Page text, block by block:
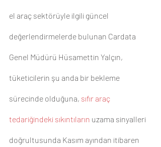
el araç sektörüyle ilgili güncel
değerlendirmelerde bulunan Cardata
Genel Müdürü Hüsamettin Yalçın,
tüketicilerin şu anda bir bekleme
sürecinde olduğuna, sıfır araç
tedariğindeki sıkıntıların uzama sinyalleri
doğrultusunda Kasım ayından itibaren